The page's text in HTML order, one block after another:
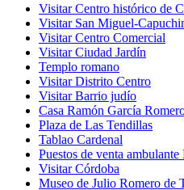
Visitar Centro histórico de
Visitar San Miguel-
Visitar Centro Comercial
Visitar Ciudad Jardín
Templo romano
Visitar Distrito Centro
Visitar Barrio judío
Casa Ramón García
Plaza de Las Tendillas
Tablao Cardenal
Puestos de venta
Visitar Córdoba
Museo de Julio Romero de